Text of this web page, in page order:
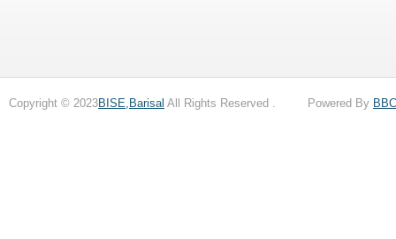
Copyright © 2023BISE,Barisal All Rights Reserved . Powered By